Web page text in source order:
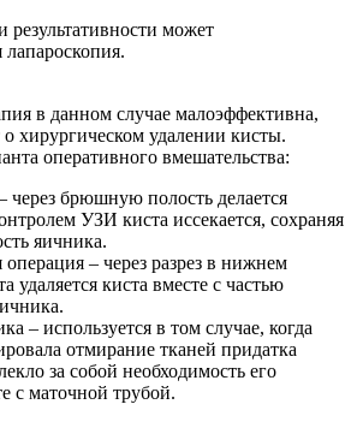
результативности может
лапароскопия.
в данном случае малоэффективна,
хирургическом удалении кисты.
оперативного вмешательства:
через брюшную полость делается
УЗИ киста иссекается, сохраняя
яичника.
– через разрез в нижнем
удаляется киста вместе с частью
– используется в том случае, когда
отмирание тканей придатка
за собой необходимость его
с маточной трубой.